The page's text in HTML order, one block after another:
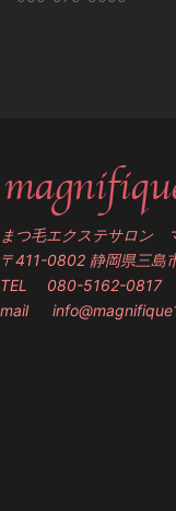
まつ毛エクステサロン
〒411-0802 静岡県三島
TEL 080-5162-0817
mail